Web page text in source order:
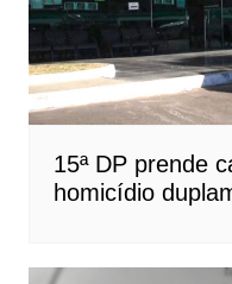
15ª DP prende
homicídio